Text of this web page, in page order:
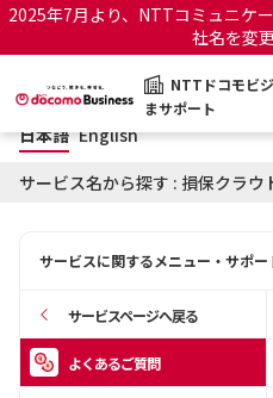
2025年7月より、NTTコミュニケ
社名を変
NTTドコモビ
まサポート
NTTドコモビジネスお客さ
サポートトップ
お知らせ
日本語 English
サービス名から探す : 損保クラ
サービスに関するメニュー・サポー
サービスページへ戻る
よくあるご質問